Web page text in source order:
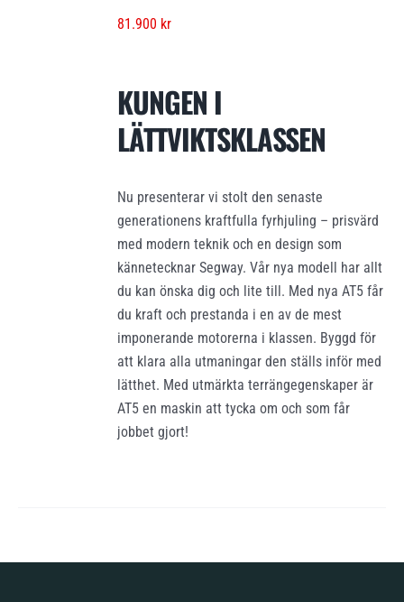
81.900 kr
KUNGEN I
LÄTTVIKTSKLASSEN
Nu presenterar vi stolt den senaste
generationens kraftfulla fyrhjuling – prisvärd
med modern teknik och en design som
kännetecknar Segway. Vår nya modell har allt
du kan önska dig och lite till. Med nya AT5 får
du kraft och prestanda i en av de mest
imponerande motorerna i klassen. Byggd för
att klara alla utmaningar den ställs inför med
lätthet. Med utmärkta terrängegenskaper är
AT5 en maskin att tycka om och som får
jobbet gjort!